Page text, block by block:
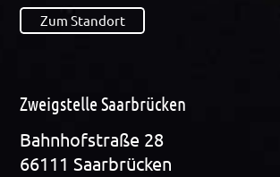
Zum Standort
Zweigstelle Saarbrücken
Bahn­hof­stra­ße 28
66111 Saar­brü­cken